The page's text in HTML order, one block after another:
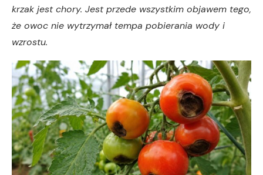
krzak jest chory. Jest przede wszystkim objawem tego,
że owoc nie wytrzymał tempa pobierania wody i
wzrostu.